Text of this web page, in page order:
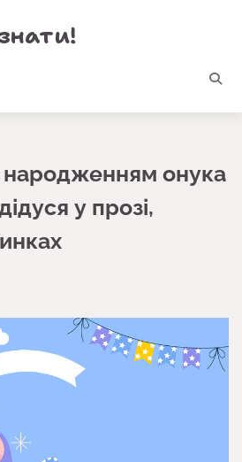
народженням онука
у прозі,